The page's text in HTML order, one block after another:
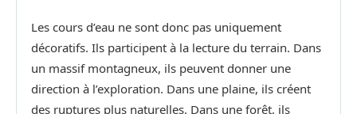
Les cours d’eau ne sont donc pas uniquement
décoratifs. Ils participent à la lecture du terrain. Dans
un massif montagneux, ils peuvent donner une
direction à l’exploration. Dans une plaine, ils créent
des ruptures plus naturelles. Dans une forêt, ils